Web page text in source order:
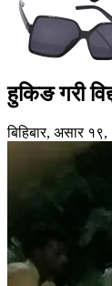
हुकिङ गरी
बिहिबार, असार